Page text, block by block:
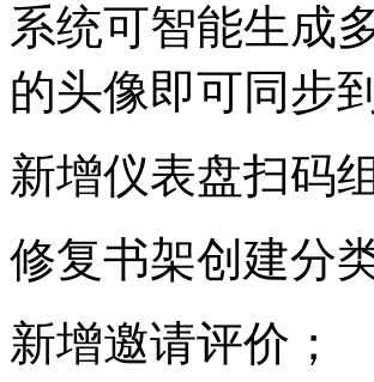
系统可智能生成
的头像即可同步
新增仪表盘扫码
修复书架创建分
新增邀请评价；